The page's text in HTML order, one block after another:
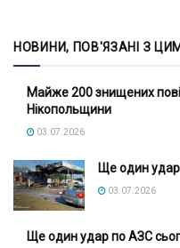
НОВИНИ, ПОВ'ЯЗАНІ З ЦИМ
Майже 200 знищених
Нікопольщини
03.07.2026
Ще один
03.07.2026
Ще один удар по АЗС